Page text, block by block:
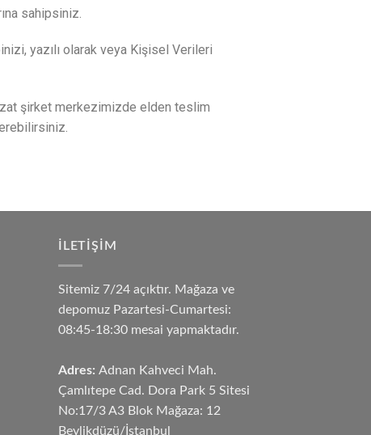
sahipsiniz.
yazılı olarak veya Kişisel Verileri
şirket merkezimizde elden teslim
İLETIŞIM
Sitemiz 7/24 açıktır. Mağaza ve
depomuz Pazartesi-Cumartesi:
08:45-18:30 mesai yapmaktadır.
Adres: Adnan Kahveci Mah.
Çamlıtepe Cad. Dora Park 5 Sitesi
No:17/3 A3 Blok Mağaza: 12
Beylikdüzü/İstanbul